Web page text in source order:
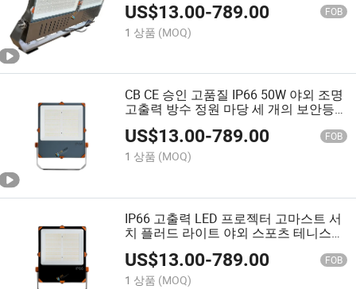
US$13.00-789.00 FOB
1 상품 (MOQ)
CB CE 승인 고품질 IP66 50W 야외 조명
고출력 방수 정원 마당 세 개의 보안등
50W 100W 200W 250W 300W LED 플
러드 라이트
US$13.00-789.00 FOB
1 상품 (MOQ)
IP66 고출력 LED 프로젝터 고마스트 서
치 플러드 라이트 야외 스포츠 테니스
코트 스타디움 축구장 조명 250W 300W
500W 600W
US$13.00-789.00 FOB
1 상품 (MOQ)